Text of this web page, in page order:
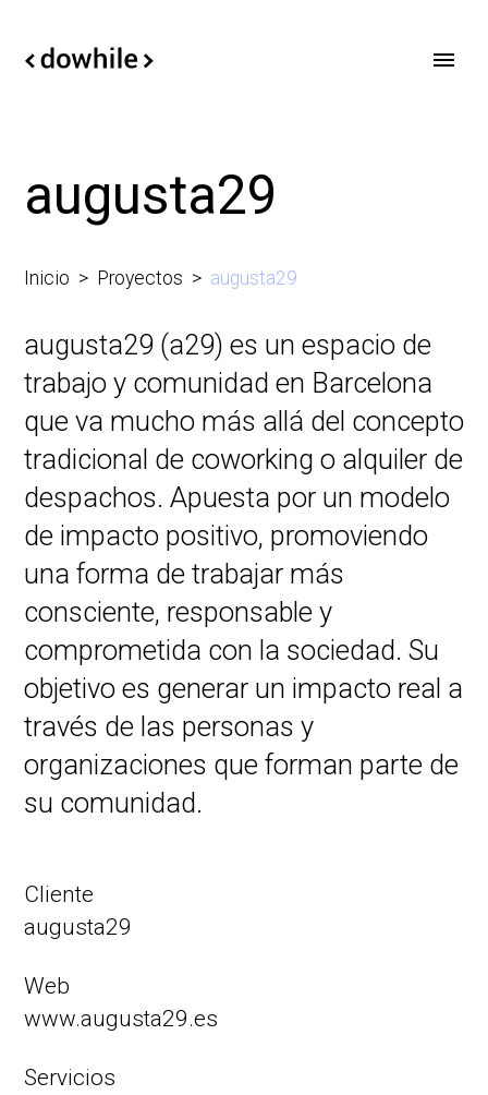
augusta29
Inicio Proyectos augusta29
augusta29 (a29) es un espacio de
trabajo y comunidad en Barcelona
que va mucho más allá del concepto
tradicional de coworking o alquiler de
despachos. Apuesta por un modelo
de impacto positivo, promoviendo
una forma de trabajar más
consciente, responsable y
comprometida con la sociedad. Su
objetivo es generar un impacto real a
través de las personas y
organizaciones que forman parte de
su comunidad.
Cliente
augusta29
Web
www.augusta29.es
Servicios